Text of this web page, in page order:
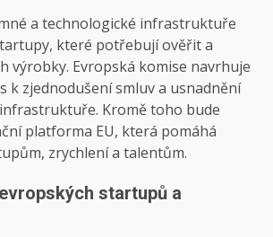
a technologické infrastruktuře
které potřebují ověřit a
výrobky. Evropská komise navrhuje
k zjednodušení smluv a usnadnění
Kromě toho bude
platforma EU, která pomáhá
zrychlení a talentům.
startupů a